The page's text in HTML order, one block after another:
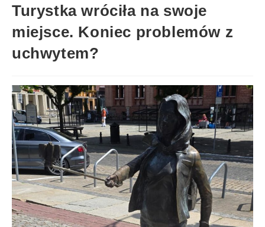
Turystka wróciła na swoje
miejsce. Koniec problemów z
uchwytem?